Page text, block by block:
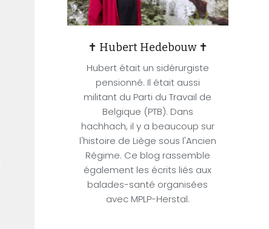
✝ Hubert Hedebouw ✝
Hubert était un sidérurgiste
pensionné. Il était aussi
militant du Parti du Travail de
Belgique (PTB). Dans
hachhach, il y a beaucoup sur
l'histoire de Liège sous l'Ancien
Régime. Ce blog rassemble
également les écrits liés aux
balades-santé organisées
avec MPLP-Herstal.